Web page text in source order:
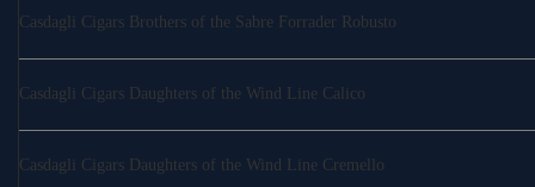
Casdagli Cigars Brothers of the Sabre Forrader Robusto
Casdagli Cigars Daughters of the Wind Line Calico
Casdagli Cigars Daughters of the Wind Line Cremello